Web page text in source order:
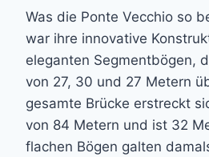
Was die Ponte Vecchio so
war ihre innovative
eleganten Segmentbögen,
von 27, 30 und 27 Metern
gesamte Brücke erstreckt
von 84 Metern und ist 32
flachen Bögen galten